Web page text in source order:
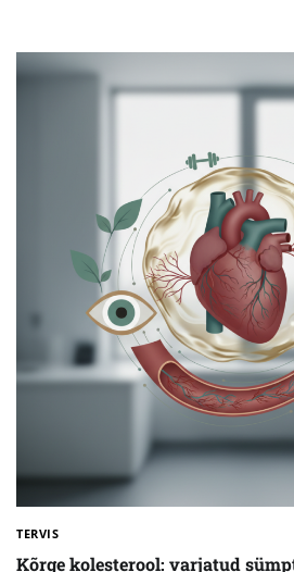
TERVIS
Kõrge kolesterool: varjatud